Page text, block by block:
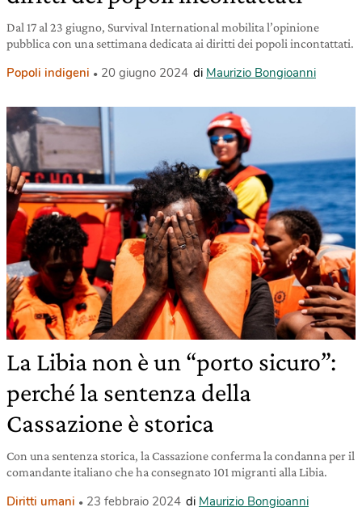
Dal 17 al 23 giugno, Survival International mobilita l’opinione
pubblica con una settimana dedicata ai diritti dei popoli incontattati.
Popoli indigeni 20 giugno 2024 di Maurizio Bongioanni
La Libia non è un “porto sicuro”:
perché la sentenza della
Cassazione è storica
Con una sentenza storica, la Cassazione conferma la condanna per il
comandante italiano che ha consegnato 101 migranti alla Libia.
Diritti umani 23 febbraio 2024 di Maurizio Bongioanni